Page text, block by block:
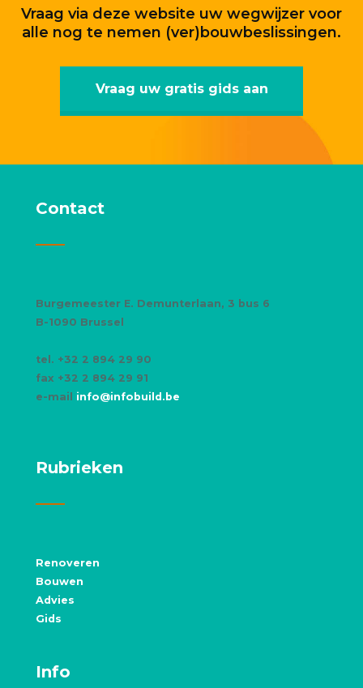
Vraag via deze website uw wegwijzer voor
alle nog te nemen (ver)bouwbeslissingen.
Vraag uw gratis gids aan
Contact
Burgemeester E. Demunterlaan, 3 bus 6
B-1090 Brussel
tel. +32 2 894 29 90
fax +32 2 894 29 91
e-mail info@infobuild.be
Rubrieken
Renoveren
Bouwen
Advies
Gids
Info